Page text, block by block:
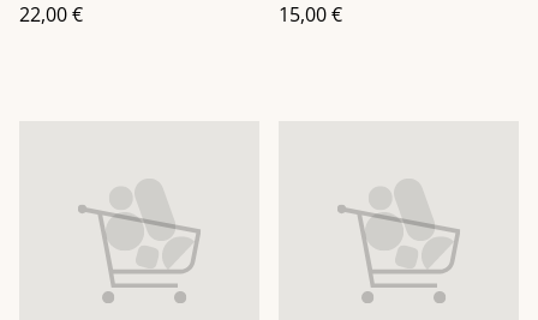
22,00 €
15,00 €